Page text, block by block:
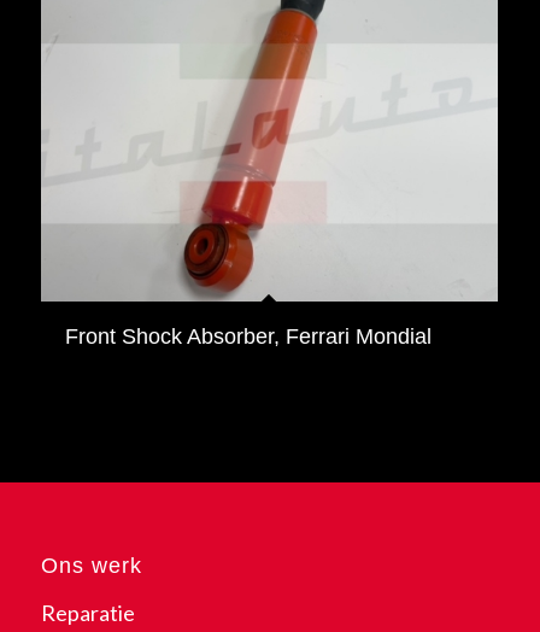
Front Shock Absorber, Ferrari Mondial
Ons werk
Reparatie